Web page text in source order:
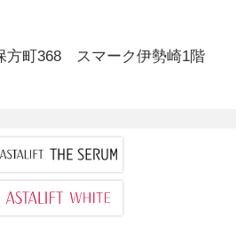
方町368 スマーク伊勢崎1階